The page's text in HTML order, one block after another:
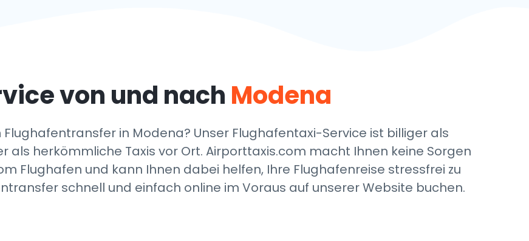
von und nach Modena
in Modena? Unser Flughafentaxi-Service ist billiger als
als herkömmliche Taxis vor Ort. Airporttaxis.com macht Ihnen keine Sorgen
Flughafen und kann Ihnen dabei helfen, Ihre Flughafenreise stressfrei zu
schnell und einfach online im Voraus auf unserer Website buchen.